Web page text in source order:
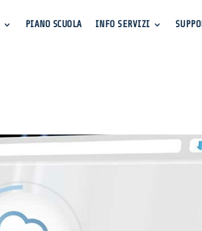
PIANO SCUOLA INFO SERVIZI